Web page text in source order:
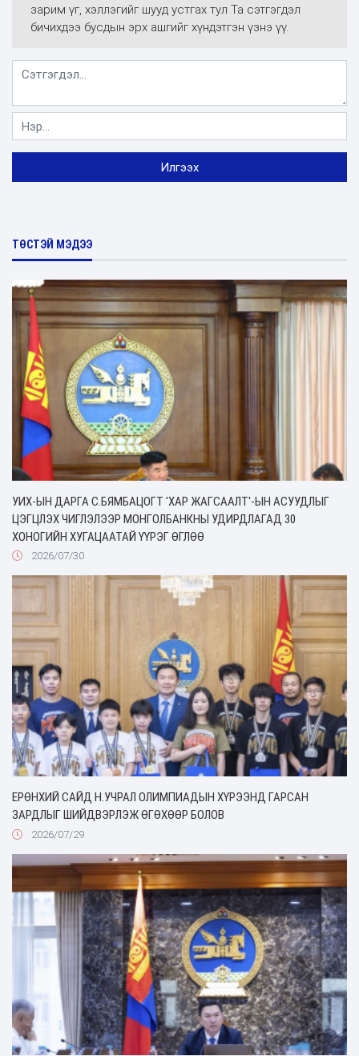
зарим үг, хэллэгийг шууд устгах тул Та сэтгэгдэл
бичихдээ бусдын эрх ашгийг хүндэтгэн үзнэ үү.
ТӨСТЭЙ МЭДЭЭ
УИХ-ЫН ДАРГА С.БЯМБАЦОГТ 'ХАР ЖАГСААЛТ'-ЫН АСУУДЛЫГ
ЦЭГЦЛЭХ ЧИГЛЭЛЭЭР МОНГОЛБАНКНЫ УДИРДЛАГАД 30
ХОНОГИЙН ХУГАЦААТАЙ ҮҮРЭГ ӨГЛӨӨ
2026/07/30
ЕРӨНХИЙ САЙД Н.УЧРАЛ ОЛИМПИАДЫН ХҮРЭЭНД ГАРСАН
ЗАРДЛЫГ ШИЙДВЭРЛЭЖ ӨГӨХӨӨР БОЛОВ
2026/07/29